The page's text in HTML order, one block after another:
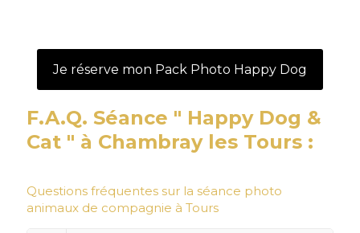
Je réserve mon Pack Photo Happy Dog
F.A.Q. Séance " Happy Dog &
Cat " à Chambray les Tours :
Questions fréquentes sur la séance photo
animaux de compagnie à Tours